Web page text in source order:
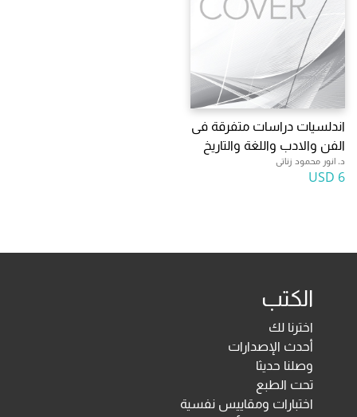
اندلسيات دراسات متفرقة فى
الفن والادب واللغة والتاريخ
د. انور محمود زناتى
6 USD
الكتب
اخترنا لك
أحدث الإصدارات
وصلنا حديثا
تحت الطبع
اختبارات ومقاييس نفسية